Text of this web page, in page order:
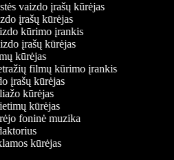
vaizdo įrašų kūrėjas
įrašų kūrėjas
kūrimo įrankis
įrašų kūrėjas
kūrėjas
filmų kūrimo įrankis
įrašų kūrėjas
kūrėjas
kūrėjas
foninė muzika
kūrėjas